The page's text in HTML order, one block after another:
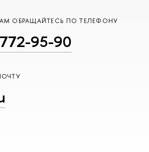
ОБРАЩАЙТЕСЬ ПО ТЕЛЕФОНУ
95-90